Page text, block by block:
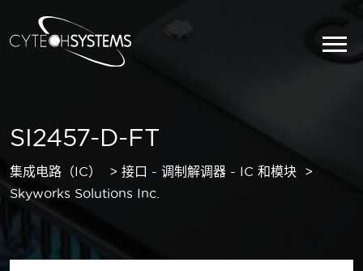
SI2457-D-FT
集成电路（IC）
接口 - 调制解调器 - IC 和模块
Skyworks Solutions Inc.